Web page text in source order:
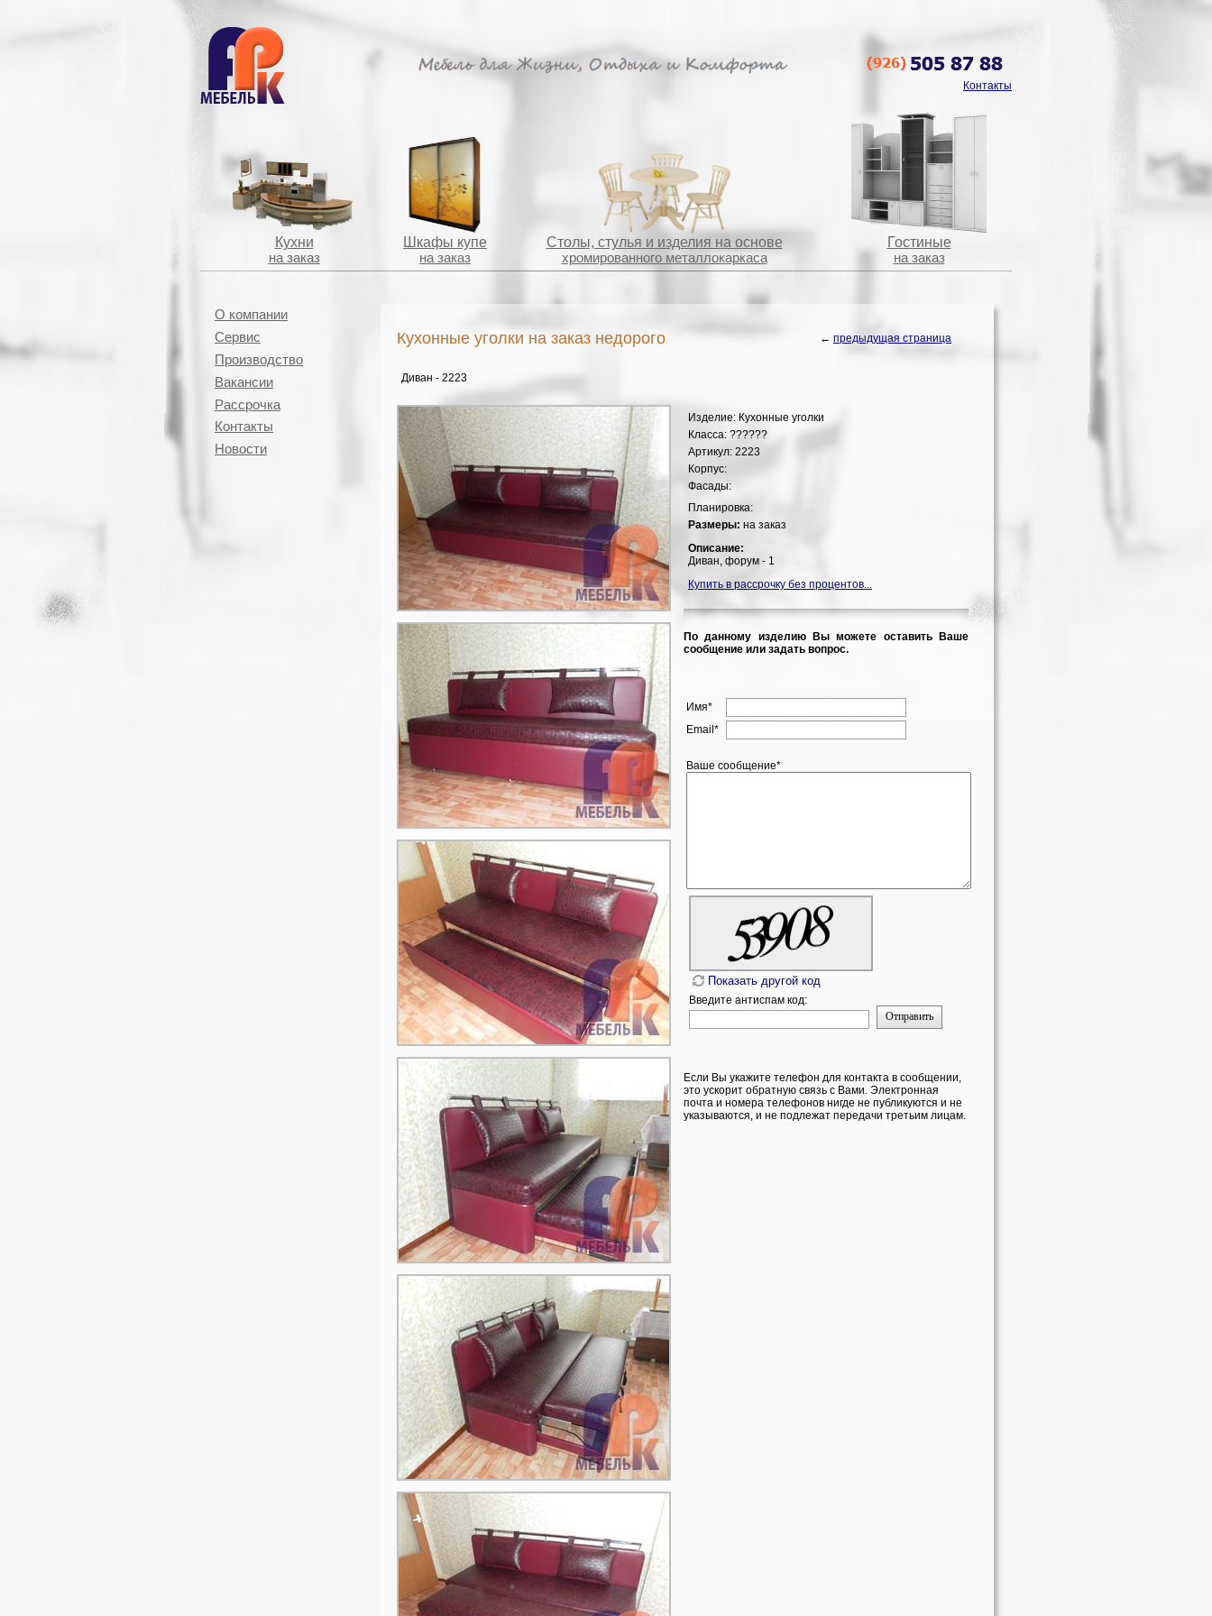
Контакты
Кухни
на заказ
Шкафы купе
на заказ
Столы, стулья и изделия на основе
хромированного металлокаркаса
Гостиные
на заказ
О компании
Сервис
Производство
Вакансии
Рассрочка
Контакты
Новости
Кухонные уголки на заказ недорого ← предыдущая страница
Диван - 2223
Изделие: Кухонные уголки
Класса: ??????
Артикул: 2223
Корпус:
Фасады:
Планировка:
Размеры: на заказ
Описание:
Диван, форум - 1
Купить в рассрочку без процентов...
По данному изделию Вы можете оставить Ваше
сообщение или задать вопрос.
Имя*
Email*
Ваше сообщение*
Показать другой код
Введите антиспам код:
Отправить
Если Вы укажите телефон для контакта в сообщении,
это ускорит обратную связь с Вами. Электронная
почта и номера телефонов нигде не публикуются и не
указываются, и не подлежат передачи третьим лицам.